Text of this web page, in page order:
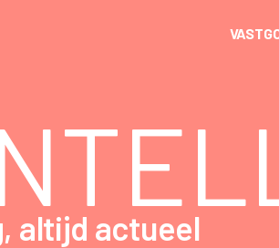
altijd actueel